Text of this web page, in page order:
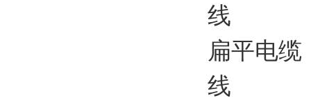
线
扁平
线